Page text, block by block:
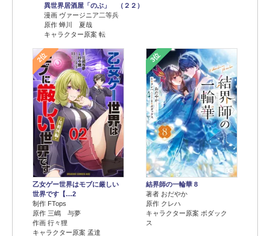
異世界居酒屋「のぶ」 （２２）
漫画 ヴァージニア二等兵
原作 蝉川 夏哉
キャラクター原案 転
2位
乙女ゲー世界はモブに厳しい
世界です【…2
制作 FTops
原作 三嶋 与夢
作画 行々狸
キャラクター原案 孟達
3位
結界師の一輪華 8
著者 おだやか
原作 クレハ
キャラクター原案 ボダック
ス